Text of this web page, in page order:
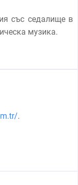
със седалище в
музика.
.